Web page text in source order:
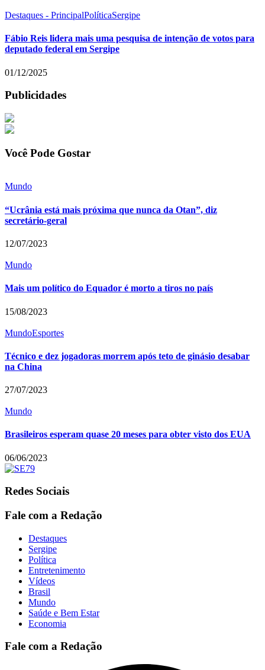
Destaques - PrincipalPolíticaSergipe
Fábio Reis lidera mais uma pesquisa de intenção de votos para
deputado federal em Sergipe
01/12/2025
Publicidades
Você Pode Gostar
Mundo
“Ucrânia está mais próxima que nunca da Otan”, diz
secretário-geral
12/07/2023
Mundo
Mais um político do Equador é morto a tiros no país
15/08/2023
MundoEsportes
Técnico e dez jogadoras morrem após teto de ginásio desabar
na China
27/07/2023
Mundo
Brasileiros esperam quase 20 meses para obter visto dos EUA
06/06/2023
Redes Sociais
Fale com a Redação
Destaques
Sergipe
Política
Entretenimento
Vídeos
Brasil
Mundo
Saúde e Bem Estar
Economia
Fale com a Redação